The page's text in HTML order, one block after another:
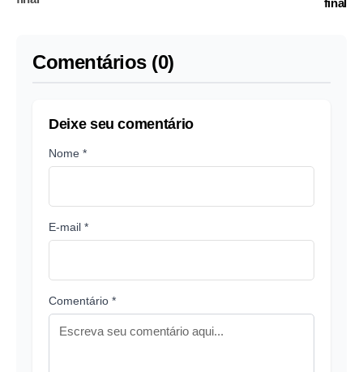
Comentários (0)
Deixe seu comentário
Nome *
E-mail *
Comentário *